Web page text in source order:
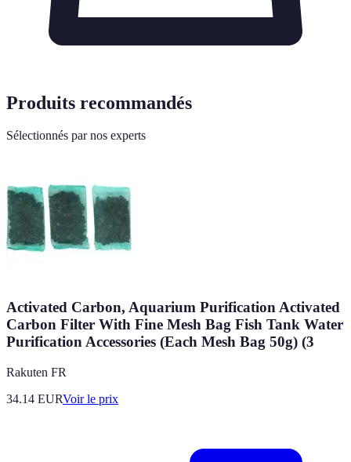
Produits recommandés
Sélectionnés par nos experts
Activated Carbon, Aquarium Purification Activated
Carbon Filter With Fine Mesh Bag Fish Tank Water
Purification Accessories (Each Mesh Bag 50g) (3
Rakuten FR
34.14 EURVoir le prix